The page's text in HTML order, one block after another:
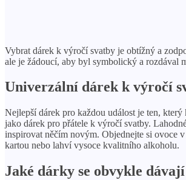
Vybrat dárek k výročí svatby je obtížný a
ale je žádoucí, aby byl symbolický a rozdával
Univerzální dárek k výročí
Nejlepší dárek pro každou událost je ten,
jako dárek pro přátele k výročí svatby.
inspirovat něčím novým. Objednejte si ovoce
kartou nebo lahví vysoce kvalitního alkoholu.
Jaké dárky se obvykle